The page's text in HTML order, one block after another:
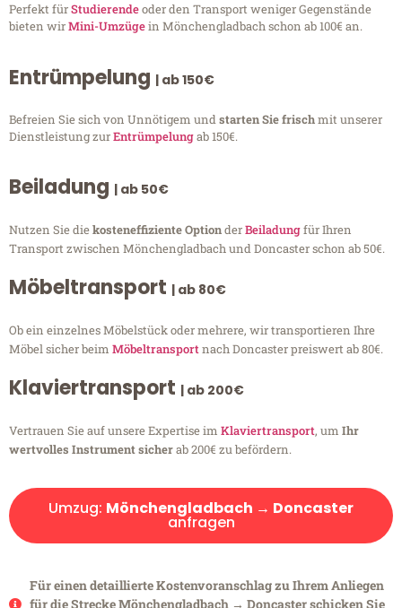
Perfekt fürStudierendeoder den Transport weniger Gegenstände
bieten wirMini-Umzügein Mönchengladbach schon ab 100€ an.
Entrümpelung | ab 150€
Befreien Sie sich von Unnötigem undstarten Sie frischmit unserer
Dienstleistung zurEntrümpelungab 150€.
Beiladung | ab 50€
Nutzen Sie diekosteneffiziente OptionderBeiladungfür Ihren
Transport zwischen Mönchengladbach und Doncaster schon ab 50€.
Möbeltransport | ab 80€
Ob ein einzelnes Möbelstück oder mehrere, wir transportieren Ihre
Möbel sicher beim Möbeltransportnach Doncaster preiswert ab 80€.
Klaviertransport | ab 200€
Vertrauen Sie auf unsere Expertise im Klaviertransport, um Ihr
wertvolles Instrument sicherab 200€ zu befördern.
Umzug: Mönchengladbach → Doncaster
anfragen
Für einen detaillierte Kostenvoranschlag zu Ihrem Anliegen
für die Strecke Mönchengladbach → Doncaster schicken Sie